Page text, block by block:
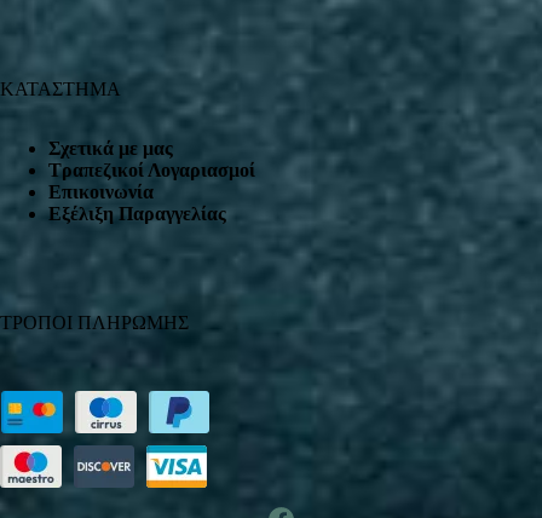
ΚΑΤΑΣΤΗΜΑ
Σχετικά με μας
Τραπεζικοί Λογαριασμοί
Επικοινωνία
Εξέλιξη Παραγγελίας
ΤΡΟΠΟΙ ΠΛΗΡΩΜΗΣ